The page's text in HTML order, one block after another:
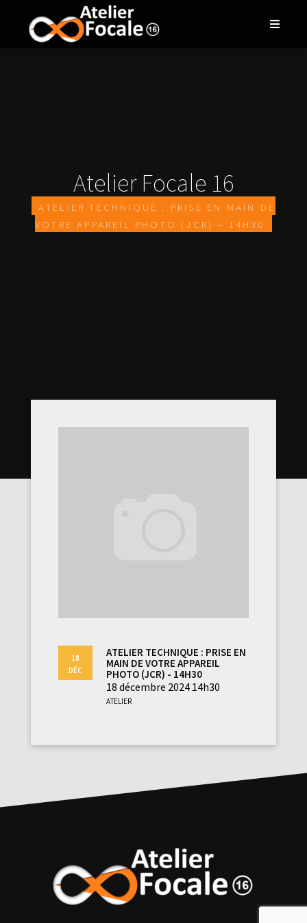
Atelier Focale 16
Atelier technique : prise en main de
votre appareil photo (JCR) – 14h30
18
Déc
Atelier technique : prise en
main de votre appareil
photo (JCR) - 14h30
18 décembre 2024 14h30
Atelier